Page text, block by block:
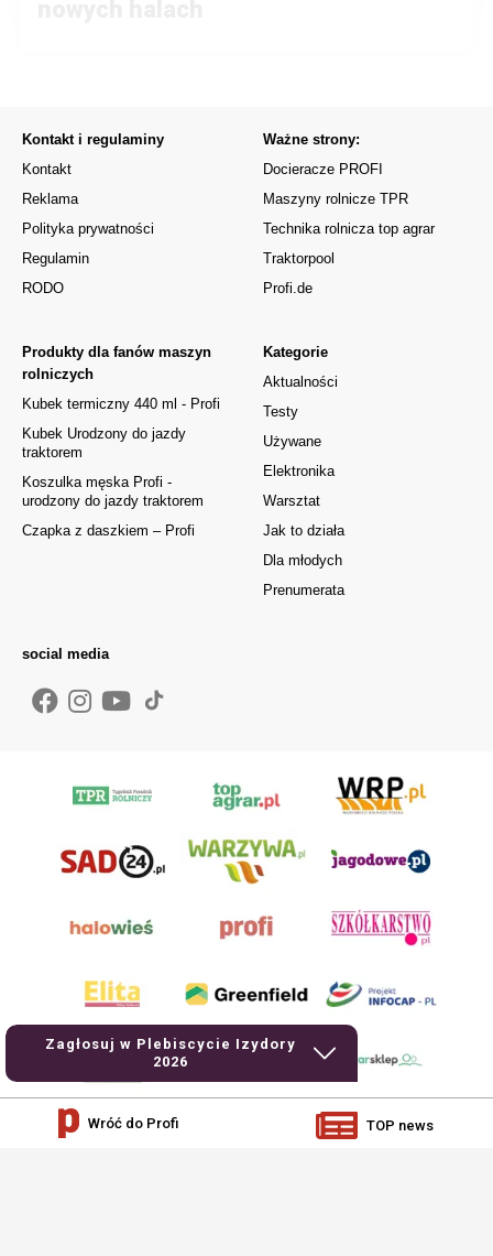
Zagłosuj w Plebiscycie Izydory
2026
Kontakt i regulaminy
Kontakt
Reklama
Polityka prywatności
Regulamin
RODO
Kategorie
Aktualności
Testy
Używane
Elektronika
Warsztat
Jak to działa
Dla młodych
Prenumerata
Produkty dla fanów maszyn
rolniczych
Kubek termiczny 440 ml - Profi
Kubek Urodzony do jazdy
traktorem
Koszulka męska Profi -
urodzony do jazdy traktorem
Czapka z daszkiem – Profi
Ważne strony:
Docieracze PROFI
Maszyny rolnicze TPR
Technika rolnicza top agrar
Traktorpool
Profi.de
social media
Wróć do Profi TOP news